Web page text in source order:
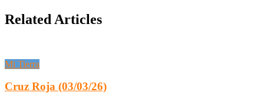
Related Articles
Mi Tierra
Cruz Roja (03/03/26)